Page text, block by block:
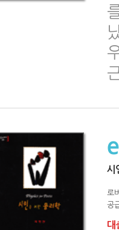
시
로
공
대